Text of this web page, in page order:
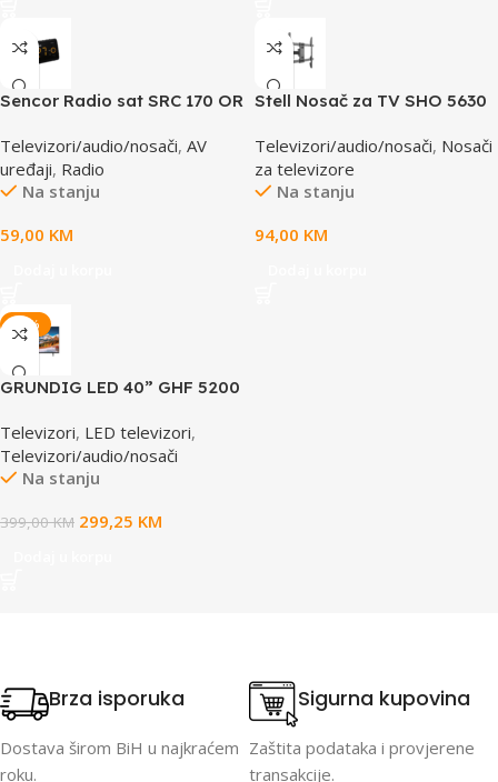
Sencor Radio sat SRC 170 OR
Televizori/audio/nosači, AV
uređaji, Radio
Na stanju
59,00 KM
Stell Nosač za TV SHO 5630
Televizori/audio/nosači, Nosači
za televizore
Na stanju
94,00 KM
-25%
GRUNDIG LED 40” GHF 5200
Televizori, LED televizori,
Televizori/audio/nosači
Na stanju
399,00KM 299,25 KM
Brza isporuka
Dostava širom BiH u najkraćem
roku.
Sigurna kupovina
Zaštita podataka i provjerene
transakcije.